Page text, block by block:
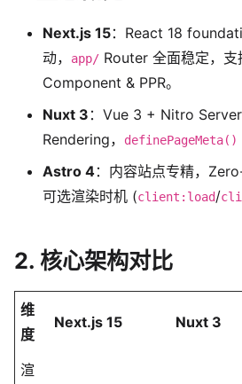
Next.js 15：React 18
动，
app/ Router 全面稳定，
Component & PPR。
Nuxt 3 ：Vue 3 + Nitro
Rendering，
definePageMeta()
Astro 4：内容站点专精，
可选渲染时机 (client:load/
2. 核心架构对比
维
度
Next.js 15 Nuxt 3
渲